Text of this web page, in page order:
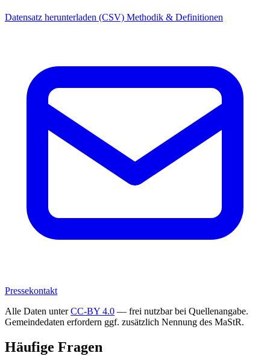
Datensatz herunterladen (CSV) Methodik & Definitionen
Pressekontakt
Alle Daten unterCC-BY 4.0 — frei nutzbar bei Quellenangabe.
Gemeindedaten erfordern ggf. zusätzlich Nennung des MaStR.
Häufige Fragen